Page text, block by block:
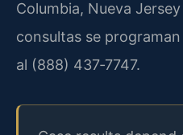
Columbia, Nueva
consultas se
al (888) 437‑7747.